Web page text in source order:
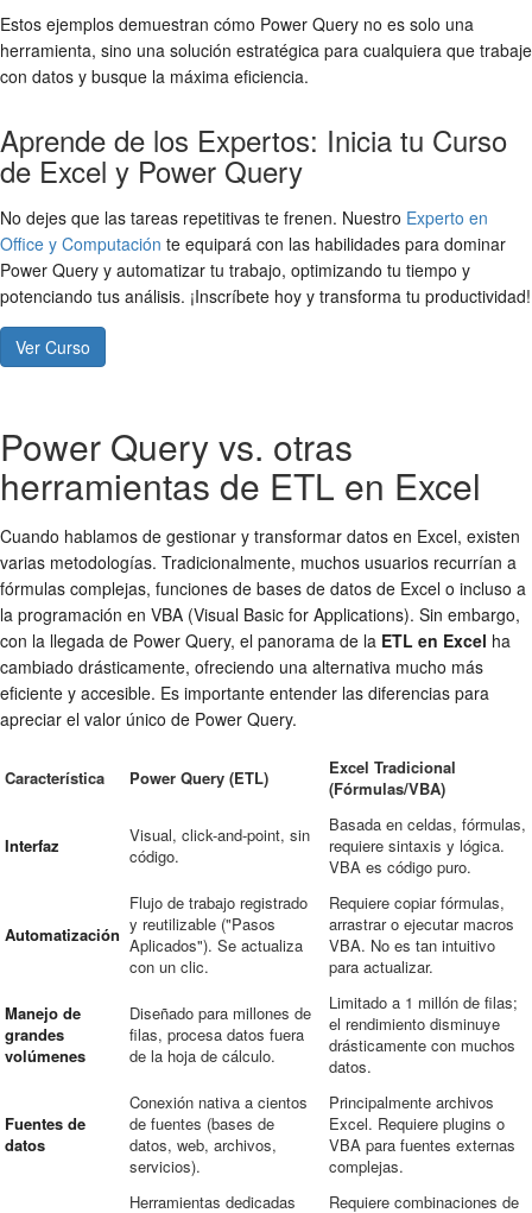
Estos ejemplos demuestran cómo Power Query no es solo una
herramienta, sino una solución estratégica para cualquiera que trabaje
con datos y busque la máxima eficiencia.
Aprende de los Expertos: Inicia tu Curso
de Excel y Power Query
No dejes que las tareas repetitivas te frenen. Nuestro Experto en
Office y Computación te equipará con las habilidades para dominar
Power Query y automatizar tu trabajo, optimizando tu tiempo y
potenciando tus análisis. ¡Inscríbete hoy y transforma tu productividad!
Ver Curso
Power Query vs. otras
herramientas de ETL en Excel
Cuando hablamos de gestionar y transformar datos en Excel, existen
varias metodologías. Tradicionalmente, muchos usuarios recurrían a
fórmulas complejas, funciones de bases de datos de Excel o incluso a
la programación en VBA (Visual Basic for Applications). Sin embargo,
con la llegada de Power Query, el panorama de la ETL en Excel ha
cambiado drásticamente, ofreciendo una alternativa mucho más
eficiente y accesible. Es importante entender las diferencias para
apreciar el valor único de Power Query.
Característica Power Query (ETL)
Excel Tradicional
(Fórmulas/VBA)
Interfaz
Visual, click-and-point, sin
código.
Basada en celdas, fórmulas,
requiere sintaxis y lógica.
VBA es código puro.
Automatización
Flujo de trabajo registrado
y reutilizable ("Pasos
Aplicados"). Se actualiza
con un clic.
Requiere copiar fórmulas,
arrastrar o ejecutar macros
VBA. No es tan intuitivo
para actualizar.
Manejo de
grandes
volúmenes
Diseñado para millones de
filas, procesa datos fuera
de la hoja de cálculo.
Limitado a 1 millón de filas;
el rendimiento disminuye
drásticamente con muchos
datos.
Fuentes de
datos
Conexión nativa a cientos
de fuentes (bases de
datos, web, archivos,
servicios).
Principalmente archivos
Excel. Requiere plugins o
VBA para fuentes externas
complejas.
Herramientas dedicadas
Requiere combinaciones de